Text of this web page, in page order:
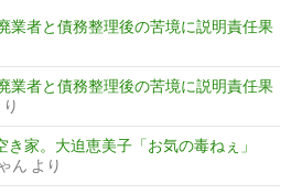
業者と債務整理後の苦境に説明責任果
業者と債務整理後の苦境に説明責任果
家。大迫恵美子「お気の毒ねぇ」
ん より